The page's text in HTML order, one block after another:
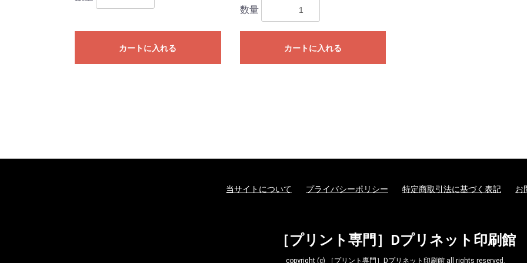
カートに入れる
数量
カートに入れる
当サイトについて プライバシーポリシー 特定商取引法に基づく表記 お
［プリント専門］Dプリネット印刷館
copyright (c) ［プリント専門］Dプリネット印刷館 all rights reserved.